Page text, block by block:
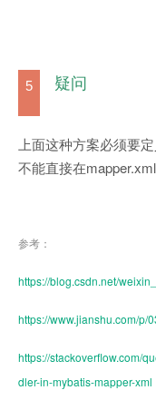
5 疑问
上面这种方案必须要
不能直接在
参考：
https://blog.csdn.net/
https://www.jianshu.com/p/
https://stackoverflow.com/
dler-in-mybatis-mapper-xml